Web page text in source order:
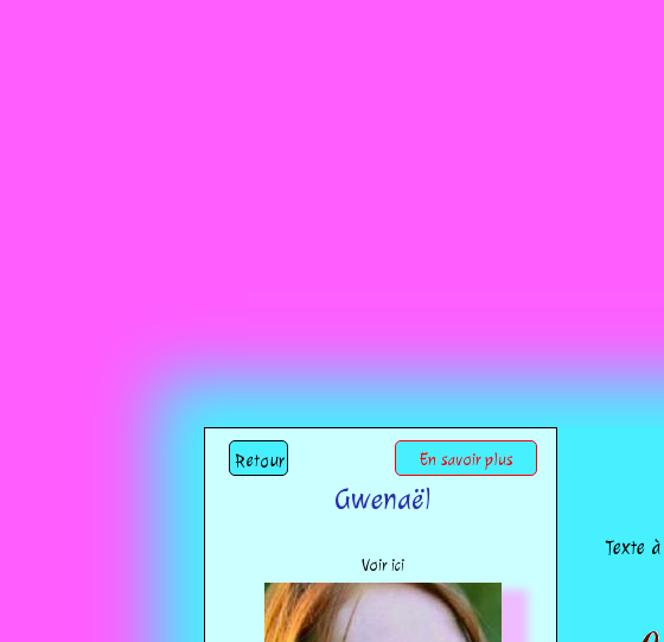
Retour En savoir plus
Gwenaël
Voir ici
Texte